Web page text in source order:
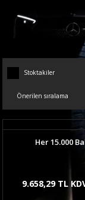
Stoktakiler
Her 15.000
9.658,29 TL